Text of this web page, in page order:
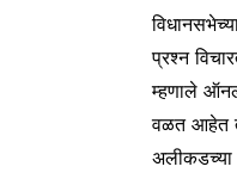
प्रश्न
म्हणाले
वळत आहेत
अलीकडच्या